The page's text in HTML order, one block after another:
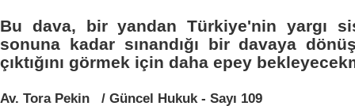
Bu dava, bir yandan Türkiye'nin yargı
sonuna kadar sınandığı bir davaya
çıktığını görmek için daha epey
Av. Tora Pekin / Güncel Hukuk - Sayı 109